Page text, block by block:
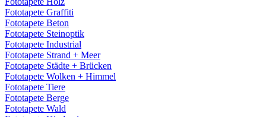
Fototapete Graffiti
Fototapete Beton
Fototapete Steinoptik
Fototapete Industrial
Fototapete Strand + Meer
Fototapete Städte + Brücken
Fototapete Wolken + Himmel
Fototapete Tiere
Fototapete Berge
Fototapete Wald